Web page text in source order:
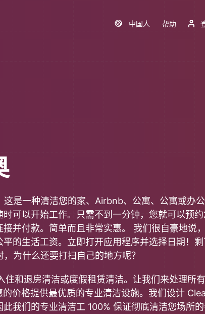
中国人 帮助
是一种清洁您的家、Airbnb、公寓、公寓或办
可以开始工作。只需不到一分钟，您就可以预
并付款。简单而且非常实惠。 我们很自豪地说
的生活工资。立即打开应用程序并选择日期！
为什么还要打扫自己的地方呢？
和退房清洁或度假租赁清洁。让我们来处理所
价格提供最优质的专业清洁设施。我们设计
我们的专业清洁工 100% 保证彻底清洁您场所的